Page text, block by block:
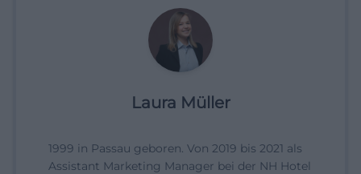
Laura Müller
1999 in Passau geboren. Von 2019 bis 2021 als
Assistant Marketing Manager bei der NH Hotel